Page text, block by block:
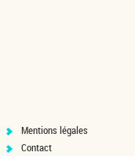
Mentions légales
Contact